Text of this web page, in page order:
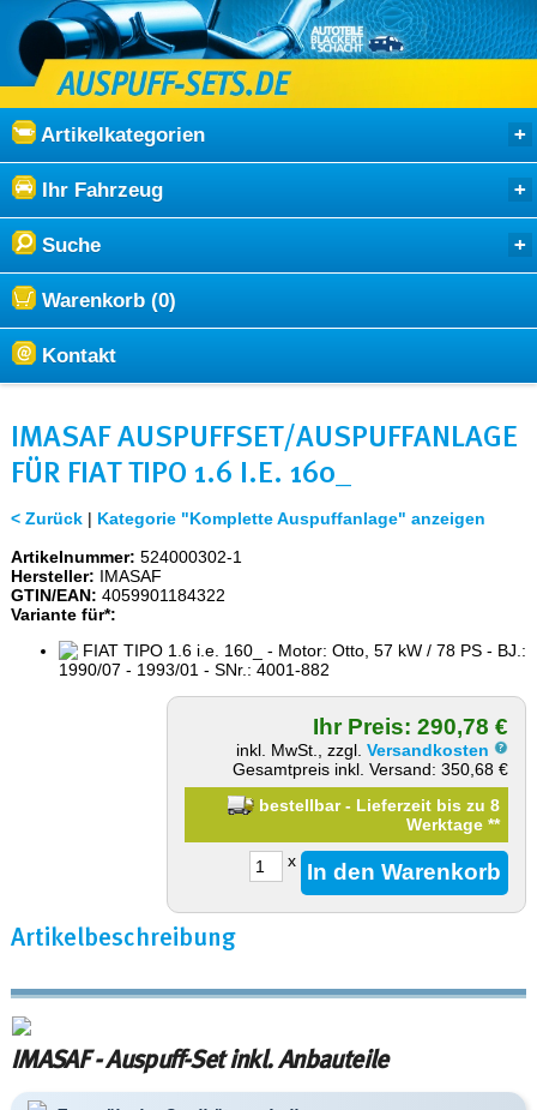
Artikelkategorien
Ihr Fahrzeug
Suche
Warenkorb (0)
Kontakt
IMASAF AUSPUFFSET/AUSPUFFANLAGE
FÜR FIAT TIPO 1.6 I.E. 160_
< Zurück| Kategorie "Komplette Auspuffanlage" anzeigen
Artikelnummer: 524000302-1
Hersteller: IMASAF
GTIN/EAN: 4059901184322
Variante für*:
FIAT TIPO 1.6 i.e. 160_ - Motor: Otto, 57 kW / 78 PS - BJ.:
1990/07 - 1993/01 - SNr.: 4001-882
Ihr Preis: 290,78 €
inkl. MwSt., zzgl.Versandkosten
Gesamtpreis inkl. Versand: 350,68 €
bestellbar - Lieferzeit bis zu 8
Werktage**
x
Artikelbeschreibung
IMASAF - Auspuff-Set inkl. Anbauteile